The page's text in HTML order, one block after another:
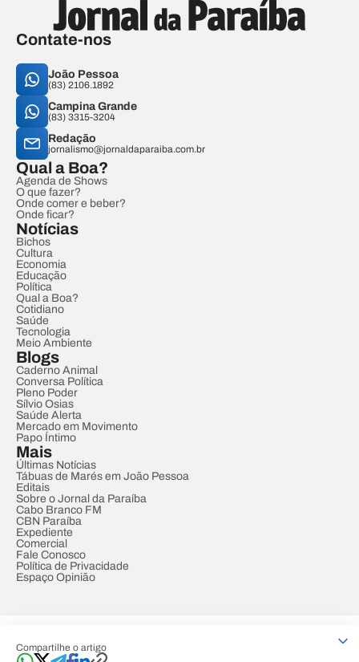
Compartilhe o artigo
Contate-nos
João Pessoa
(83) 2106.1892
Campina Grande
(83) 3315-3204
Redação
jornalismo@jornaldaparaiba.com.br
Qual a Boa?
Agenda de Shows
O que fazer?
Onde comer e beber?
Onde ficar?
Notícias
Bichos
Cultura
Economia
Educação
Política
Qual a Boa?
Cotidiano
Saúde
Tecnologia
Meio Ambiente
Blogs
Caderno Animal
Conversa Política
Pleno Poder
Sílvio Osias
Saúde Alerta
Mercado em Movimento
Papo Íntimo
Mais
Últimas Notícias
Tábuas de Marés em João Pessoa
Editais
Sobre o Jornal da Paraíba
Cabo Branco FM
CBN Paraíba
Expediente
Comercial
Fale Conosco
Política de Privacidade
Espaço Opinião